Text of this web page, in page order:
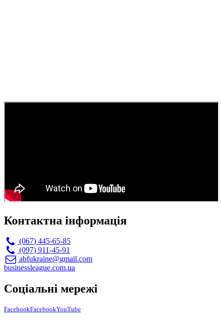
Контактна інформація
(067) 445-65-85
(097) 911-45-91
abfukraine@gmail.com
businessleague.com.ua
Соціальні мережі
FacebookFacebookYouTube